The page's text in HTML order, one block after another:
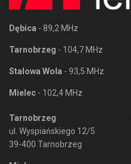
Dębica - 89,2 MHz
Tarnobrzeg - 104,7 MHz
Stalowa Wola - 93,5 MHz
Mielec - 102,4 MHz
Tarnobrzeg
ul. Wyspiańskiego 12/5
39-400 Tarnobrzeg